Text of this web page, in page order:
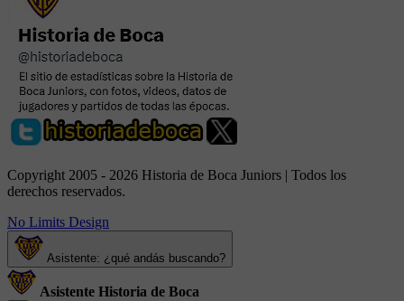
Copyright 2005 - 2026 Historia de Boca Juniors | Todos los
derechos reservados.
No Limits Design
Asistente: ¿qué andás buscando?
Asistente Historia de Boca